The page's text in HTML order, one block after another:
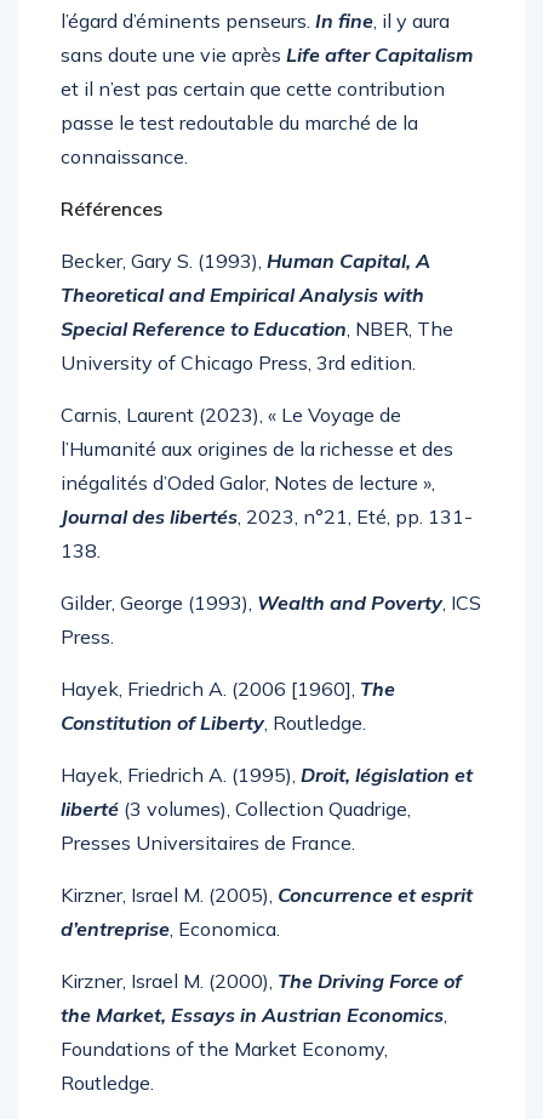
l’égard d’éminents penseurs. In fine, il y aura
sans doute une vie après Life after Capitalism
et il n’est pas certain que cette contribution
passe le test redoutable du marché de la
connaissance.
Références
Becker, Gary S. (1993), Human Capital, A
Theoretical and Empirical Analysis with
Special Reference to Education, NBER, The
University of Chicago Press, 3rd edition.
Carnis, Laurent (2023), « Le Voyage de
l’Humanité aux origines de la richesse et des
inégalités d’Oded Galor, Notes de lecture »,
Journal des libertés, 2023, n°21, Eté, pp. 131-
138.
Gilder, George (1993), Wealth and Poverty, ICS
Press.
Hayek, Friedrich A. (2006 [1960], The
Constitution of Liberty, Routledge.
Hayek, Friedrich A. (1995), Droit, législation et
liberté (3 volumes), Collection Quadrige,
Presses Universitaires de France.
Kirzner, Israel M. (2005), Concurrence et esprit
d’entreprise, Economica.
Kirzner, Israel M. (2000), The Driving Force of
the Market, Essays in Austrian Economics,
Foundations of the Market Economy,
Routledge.